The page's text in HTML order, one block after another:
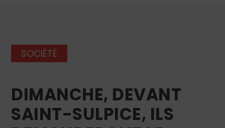
SOCIÉTÉ
DIMANCHE, DEVANT
SAINT-SULPICE, ILS